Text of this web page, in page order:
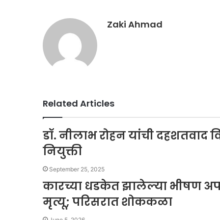
Zaki Ahmad
Related Articles
डॉ. नीलाभ रोहन यांची दहशतवाद
नियुक्ती
September 25, 2025
कारच्या धडकेत झालेल्या भीषण
मृत्यू; परिसरात शोककळा